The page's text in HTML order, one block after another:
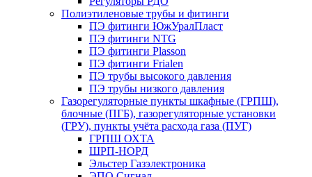
Полиэтиленовые трубы и фитинги
ПЭ фитинги ЮжУралПласт
ПЭ фитинги NTG
ПЭ фитинги Plasson
ПЭ фитинги Frialen
ПЭ трубы высокого давления
ПЭ трубы низкого давления
Газорегуляторные пункты шкафные (ГРПШ),
блочные (ПГБ), газорегуляторные установки
(ГРУ), пункты учёта расхода газа (ПУГ)
ГРПШ ОХТА
ШРП-НОРД
Эльстер Газэлектроника